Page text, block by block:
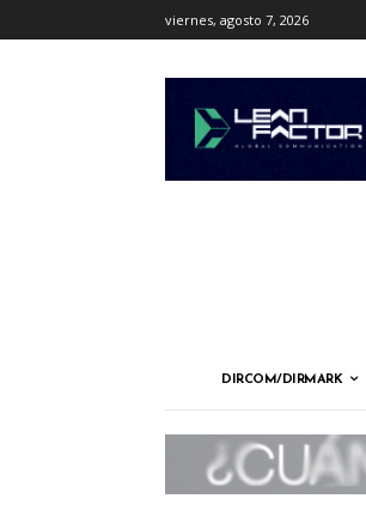
viernes, agosto 7, 2026
DIRCOM/DIRMARK